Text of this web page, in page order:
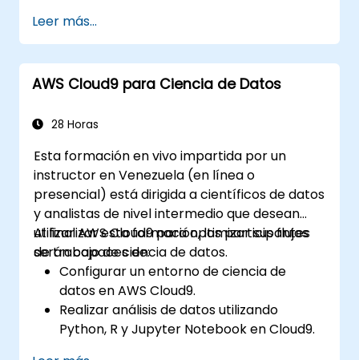
simples dentro de AWS Cloud9.
Familiarizarse con las funciones de
colaboración de AWS Cloud9.
Leer más...
AWS Cloud9 para Ciencia de Datos
28 Horas
Esta formación en vivo impartida por un
instructor en Venezuela (en línea o
presencial) está dirigida a científicos de datos
y analistas de nivel intermedio que desean
utilizar AWS Cloud9 para optimizar sus flujos
de trabajo de ciencia de datos.
Al finalizar esta formación, los participantes
serán capaces de:
Configurar un entorno de ciencia de
datos en AWS Cloud9.
Realizar análisis de datos utilizando
Python, R y Jupyter Notebook en Cloud9.